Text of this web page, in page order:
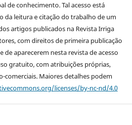
de conhecimento. Tal acesso está
da leitura e citação do trabalho de um
artigos publicados na Revista Irriga
com direitos de primeira publicação
de aparecerem nesta revista de acesso
gratuito, com atribuições próprias,
comerciais. Maiores detalhes podem
licenses/by-nc-nd/4.0